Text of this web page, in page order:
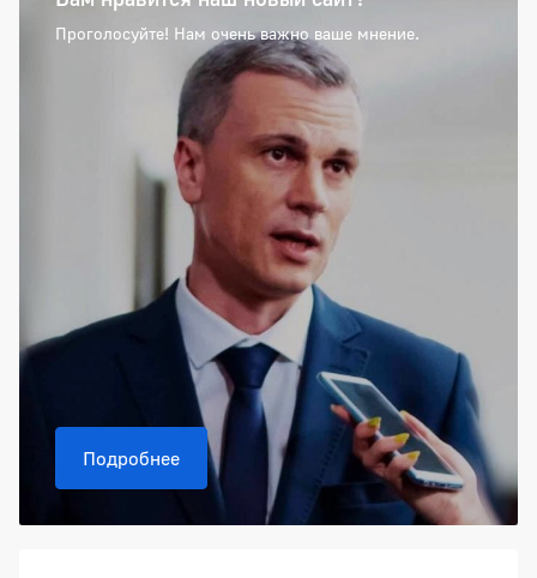
Проголосуйте! Нам очень важно ваше мнение.
Подробнее